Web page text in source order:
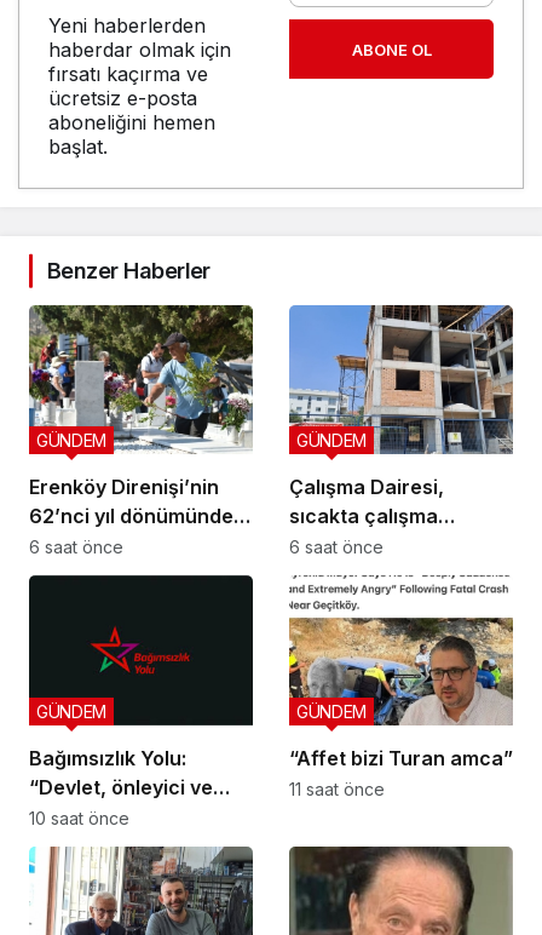
Yeni haberlerden
haberdar olmak için
fırsatı kaçırma ve
ücretsiz e-posta
aboneliğini hemen
başlat.
ABONE OL
Benzer Haberler
Erenköy Direnişi’nin
62’nci yıl dönümünde
şehitler törenle anıldı
GÜNDEM
6 saat önce
Çalışma Dairesi,
sıcakta çalışma
yasağına uymayan 19
iş yerine uyarı verdi
GÜNDEM
6 saat önce
Bağımsızlık Yolu:
“Devlet, önleyici ve
koruyucu
sorumluluklarını yerine
getirmeli”
GÜNDEM
10 saat önce
“Affet bizi Turan amca”
GÜNDEM
11 saat önce